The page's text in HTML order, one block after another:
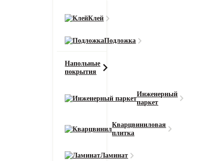
Клей
Подложка
Напольные
покрытия
Инженерный
паркет
Кварцвиниловая
плитка
Ламинат
Подбор коврового покрытия
Ковролин Salsa 1310 (Сальса)